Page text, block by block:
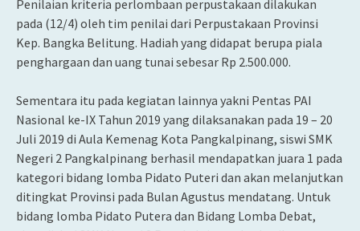
Penilaian kriteria perlombaan perpustakaan dilakukan
pada (12/4) oleh tim penilai dari Perpustakaan Provinsi
Kep. Bangka Belitung. Hadiah yang didapat berupa piala
penghargaan dan uang tunai sebesar Rp 2.500.000.
Sementara itu pada kegiatan lainnya yakni Pentas PAI
Nasional ke-IX Tahun 2019 yang dilaksanakan pada 19 – 20
Juli 2019 di Aula Kemenag Kota Pangkalpinang, siswi SMK
Negeri 2 Pangkalpinang berhasil mendapatkan juara 1 pada
kategori bidang lomba Pidato Puteri dan akan melanjutkan
ditingkat Provinsi pada Bulan Agustus mendatang. Untuk
bidang lomba Pidato Putera dan Bidang Lomba Debat,